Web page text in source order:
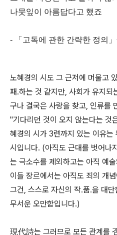
나뭇잎이 아름답다고 했죠
- 「고독에 관한 간략한 정의
노혜경의 시도 그 근저에 머물고
패.하는 것 같지만, 사회가 유지되
구나 결국은 사랑을 찾고, 인류를
"기다리던 것이 오지 않는다는 것
혜경의 시가 3련까지 있는 이유는
시입니다. (아직도 근대를 벗어나
는 극소수를 제외하고는 아직 예
이들 장르에서는 아직도 죄의 개
그건, 스스로 자신의 작.품.을 대
무서운 오만함입니다.)
現代詩는 그러므로 모든 관계를